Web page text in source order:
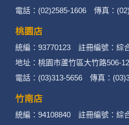
電話：(02)2585-1606 傳真：
桃園店
統編：93770123 註冊編號：綜
地址：桃園市蘆竹區大竹路506-
電話：(03)313-5656 傳真：
竹南店
統編：94108840 註冊編號：綜